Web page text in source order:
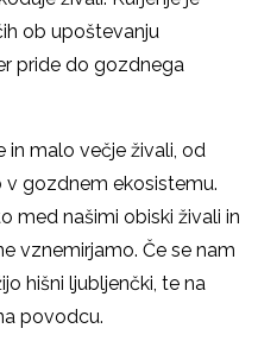
ob upoštevanju
pride do gozdnega
in malo večje živali, od
gozdnem ekosistemu.
med našimi obiski živali in
vznemirjamo. Če se nam
hišni ljubljenčki, te na
povodcu.